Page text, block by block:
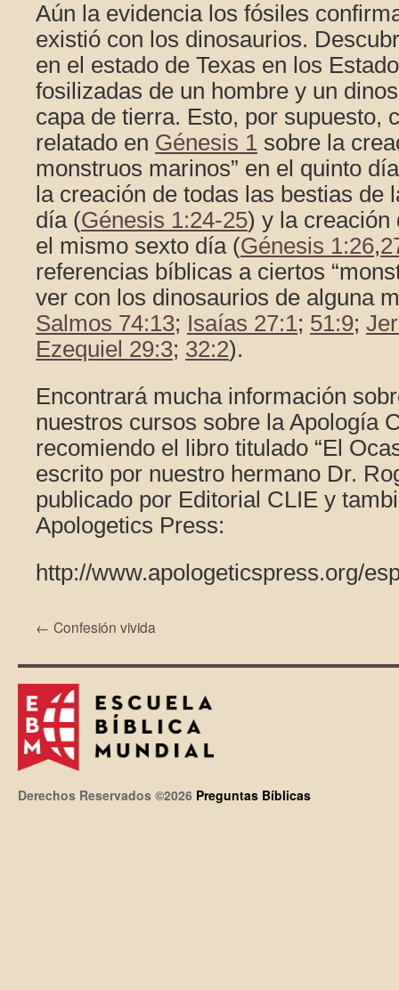
Aún la evidencia los fósiles
existió con los dinosaurios.
en el estado de Texas en los
fosilizadas de un hombre y un
capa de tierra. Esto, por supuesto,
relatado en Génesis 1 sobre la
monstruos marinos” en el quinto
la creación de todas las bestias de
día (Génesis 1:24-25) y la creación
el mismo sexto día (Génesis 1:26,
referencias bíblicas a ciertos
ver con los dinosaurios de alguna
Salmos 74:13; Isaías 27:1; 51:9;
Ezequiel 29:3; 32:2).
Encontrará mucha información
nuestros cursos sobre la Apología
recomiendo el libro titulado “El
escrito por nuestro hermano Dr.
publicado por Editorial CLIE y
Apologetics Press:
http://www.apologeticspress.org/
← Confesión vivida
Derechos Reservados ©2026 Preguntas Bíblicas